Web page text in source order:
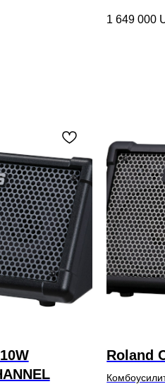
1 649 000
Roland